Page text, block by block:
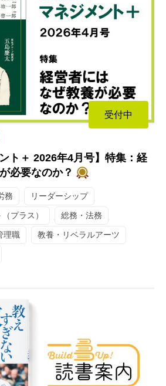
受付中
ト＋ 2026年4月号】特集：経
必要なのか？
務 リーダーシップ
プラス） 総務・法務
理職 教養・リベラルアーツ